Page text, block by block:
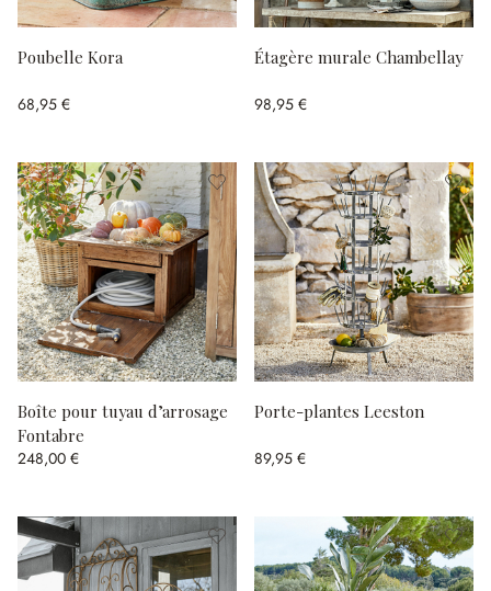
Poubelle Kora
68,95 €
Étagère murale Chambellay
98,95 €
Boîte pour tuyau d’arrosage
Fontabre
248,00 €
Porte-plantes Leeston
89,95 €